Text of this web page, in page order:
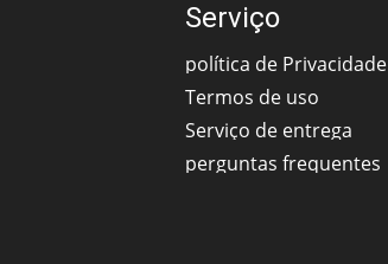
Serviço
política de Privacidade
Termos de uso
Serviço de entrega
perguntas frequentes